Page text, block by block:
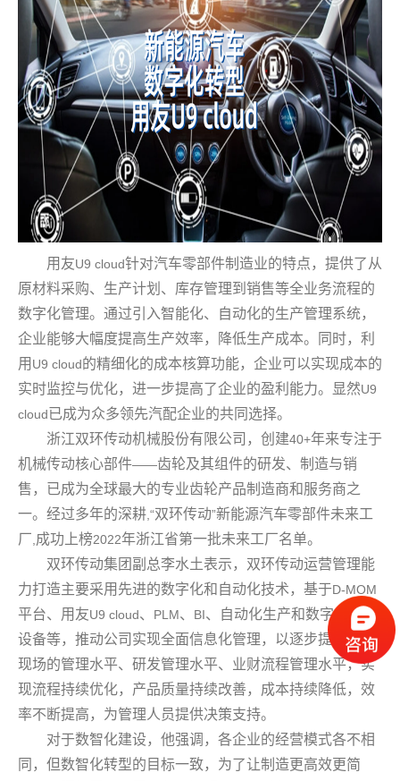
用友U9 cloud针对汽车零部件制造业的特点，提供了从
原材料采购、生产计划、库存管理到销售等全业务流程的
数字化管理。通过引入智能化、自动化的生产管理系统，
企业能够大幅度提高生产效率，降低生产成本。同时，利
用 U9 cloud的精细化的成本核算功能，企业可以实现成本的
实时监控与优化，进一步提高了企业的盈利能力。显然U9
cloud已成为众多领先汽配企业的共同选择。
浙江双环传动机械股份有限公司，创建40+年来专注于
机械传动核心部件——齿轮及其组件的研发、制造与销
售，已成为全球最大的专业齿轮产品制造商和服务商之
一。经过多年的深耕 ,“双环传动”新能源汽车零部件未来工
厂 成功上榜2022年浙江省第一批未来工厂名单。
双环传动集团副总李水土表示，双环传动运营管理能
力打造主要采用先进的数字化和自动化技术，基于D-MOM
平台、用友U9 cloud、 PLM、 BI、自动化生产和数字化检测
设备等，推动公司实现全面信息化管理，以逐步提升制造
现场的管理水平、研发管理水平、业财流程管理水平，实
现流程持续优化，产品质量持续改善，成本持续降低，效
率不断提高，为管理人员提供决策支持。
对于数智化建设，他强调，各企业的经营模式各不相
同，但数智化转型的目标一致，为了让制造更高效更简